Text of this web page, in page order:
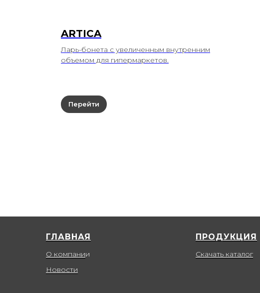
ARTICA
Ларь-бонета с увеличенным внутренним
объемом для гипермаркетов.
Перейти
ГЛАВНАЯ
О компании
Новости
ПРОДУКЦИЯ
Скачать каталог